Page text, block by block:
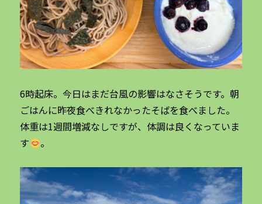
6時起床。今日はまだ台風の影響はなさそうです。朝
ごはんに昨夜食べきれなかったそばを食べました。
体重は1週間増減なしですが、体調は良くなっていま
す
。